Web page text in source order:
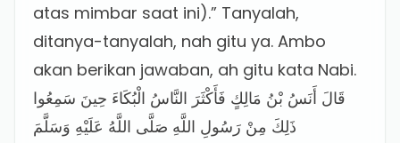
atas mimbar saat ini).” Tanyalah,
ditanya-tanyalah, nah gitu ya. Ambo
akan berikan jawaban, ah gitu kata Nabi.
قَالَ أَنَسُ بْنُ مَالِكٍ فَأَكْثَرَ النَّاسُ الْبُكَاءَ حِينَ سَمِعُوا
ذَلِكَ مِنْ رَسُولِ اللَّهِ صَلَّى اللَّهُ عَلَيْهِ وَسَلَّمَ